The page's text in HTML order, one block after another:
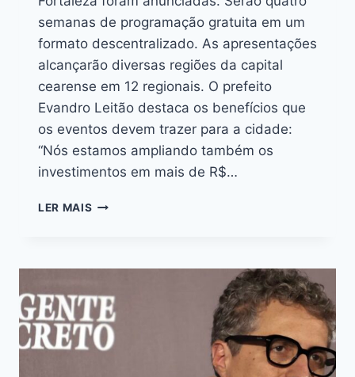
semanas de programação gratuita em um
formato descentralizado. As apresentações
alcançarão diversas regiões da capital
cearense em 12 regionais. O prefeito
Evandro Leitão destaca os benefícios que
os eventos devem trazer para a cidade:
“Nós estamos ampliando também os
investimentos em mais de R$…
LER MAIS